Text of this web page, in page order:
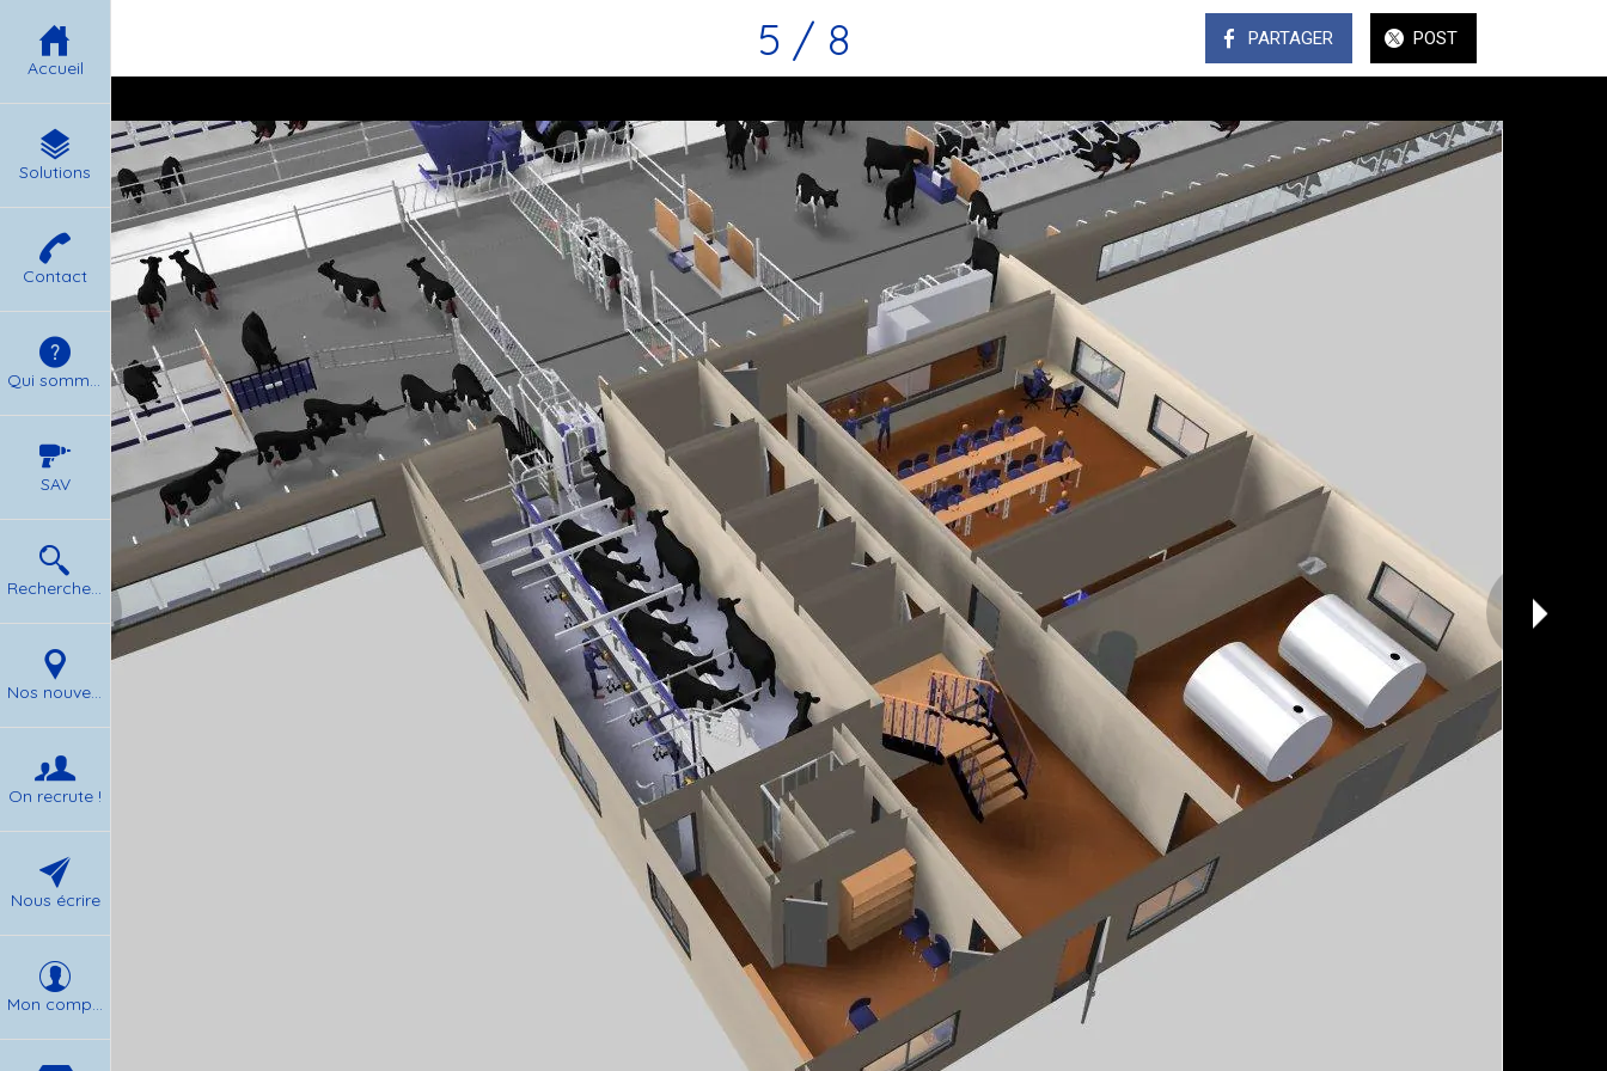
Accueil
Solutions
Contact
Qui sommes nous ?
SAV
Rechercher un produit
Nos nouvelles
On recrute !
Nous écrire
Mon compte
5 / 8 PARTAGER POST